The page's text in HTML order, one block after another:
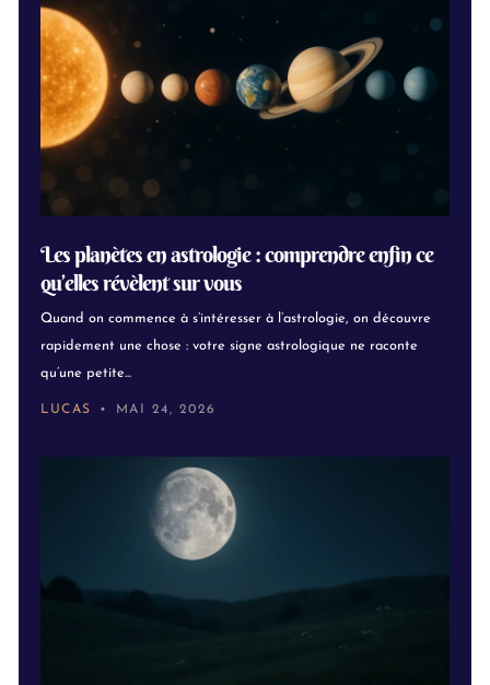
Les planètes en astrologie : comprendre enfin ce
qu’elles révèlent sur vous
Quand on commence à s’intéresser à l’astrologie, on découvre
rapidement une chose : votre signe astrologique ne raconte
qu’une petite...
LUCAS MAI 24, 2026